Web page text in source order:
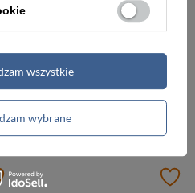
jucht kluczówka coral
79,99 zł
wybrane
wszystkie